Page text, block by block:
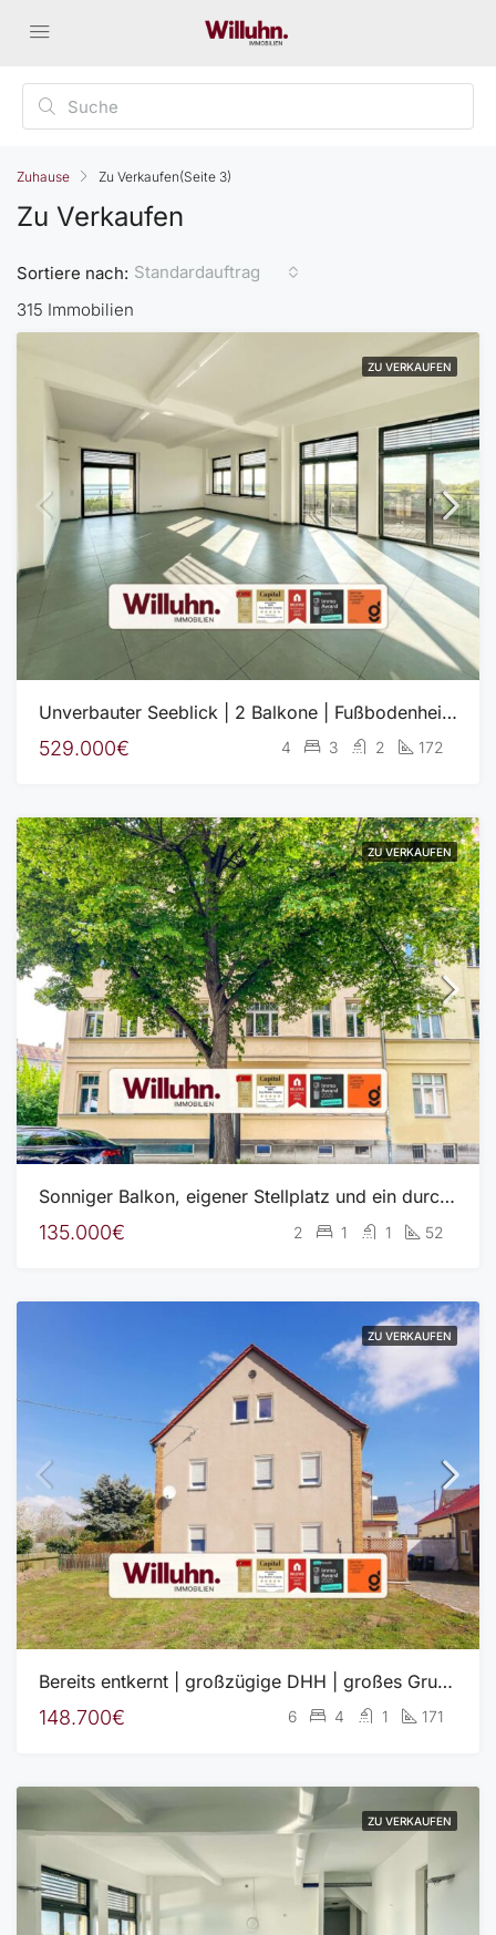
Zuhause Zu Verkaufen(Seite 3)
Zu Verkaufen
315 Immobilien
Sortiere nach: Standardauftrag
ZU VERKAUFEN
Unverbauter Seeblick | 2 Balkone | Fußbodenheizung | Aufzug | Garage
529.000€ 4 3 2 172
ZU VERKAUFEN
Sonniger Balkon, eigener Stellplatz und ein durchdachter Grundriss
135.000€ 2 1 1 52
ZU VERKAUFEN
Bereits entkernt | großzügige DHH | großes Grundstück | grünes Umfeld
148.700€ 6 4 1 171
ZU VERKAUFEN